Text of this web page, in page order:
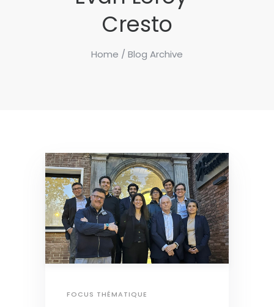
Cresto
Home / Blog Archive
FOCUS THÉMATIQUE